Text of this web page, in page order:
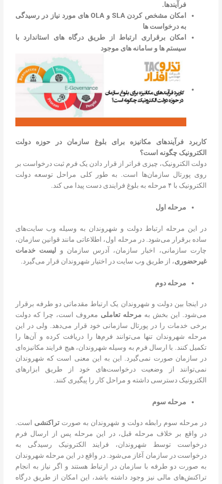
فرآیندها.
امکان مشخص کردنSLAوOLAهای مورد نیاز در رسیدگی
به درخواست ها
امکان برقراری ارتباط از طریق درگاه های استاندارد با
سیستم ها و سامانه های موجود
کاربرد فرآیندهای مکانیزه
برای بلوغ سازمان در حوزه دولت
الکترونیک چگونه است؟
دولت الکترونیک، چیزی فراتر از قرار دادن یک فرم ثبت درخواست بر
روی پورتال سازمان‌ها است. به طور کلی مراحل توسعه دولت
الکترونیک با ۴ مرحله به بلوغ فرایندی دست پیدا می کند.
مرحله اول
در این مرحله ارتباط دولت و شهروندان به وسیله وب سایت‌های
ساده برقرار می‌شود. در مرحله اول، اطلاعاتی مانند قوانین سازمان،
چارت سازمانی، اخبار سازمان، آدرس سازمان و لیست خدمات
غیرحضوری، از طریق وب سایت در اختیار شهروندان قرار می‌گیرد.
مرحله دوم
در اینجا بین دولت و شهروندان یک ارتباط مقدماتی دو طرفه برقرار
می‌شود. این بخش به مرحله تعاملی معروف است، چرا که دولت
برخی خدمات را در پورتال سازمانی خود قرار می‌دهد. ولی در این
مرحله شهروندان تنها می‌توانند فرم‌ها را دریافت کرده و آن‌ها را
تکمیل کنند. با ارسال فرم به وسیله شهروندان، هیچ فرایند مکانیزه‌ای
در سازمان صورت نمی‌گیرد. این به این معنی است که شهروندان
نمی‌توانند از وضعیت درخواست‌های خود از طریق ابزارهای
الکترونیک دسترسی داشته و مراحل کار را پیگیری کنند.
مرحله سوم
در مرحله سوم رابطه دولت و شهروندان به صورت تراکنشی است.
در واقع بر خلاف مرحله قبل، در این مرحله پس از ارسال فرم
درخواست توسط شهروندان، فرایند الکترونیک رسیدگی به
درخواست در سازمان آغاز می‌شود. در واقع در این مرحله شهروندان
به صورت دو طرفه با سازمان در ارتباط هستند و اگر نیاز به انجام
تراکنش‌های مالی نیز وجود داشته باشد، این امکان از طریق درگاه